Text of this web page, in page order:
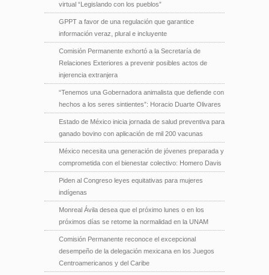
virtual “Legislando con los pueblos”
GPPT a favor de una regulación que garantice
información veraz, plural e incluyente
Comisión Permanente exhortó a la Secretaría de
Relaciones Exteriores a prevenir posibles actos de
injerencia extranjera
“Tenemos una Gobernadora animalista que defiende con
hechos a los seres sintientes”: Horacio Duarte Olivares
Estado de México inicia jornada de salud preventiva para
ganado bovino con aplicación de mil 200 vacunas
México necesita una generación de jóvenes preparada y
comprometida con el bienestar colectivo: Homero Davis
Piden al Congreso leyes equitativas para mujeres
indígenas
Monreal Ávila desea que el próximo lunes o en los
próximos días se retome la normalidad en la UNAM
Comisión Permanente reconoce el excepcional
desempeño de la delegación mexicana en los Juegos
Centroamericanos y del Caribe